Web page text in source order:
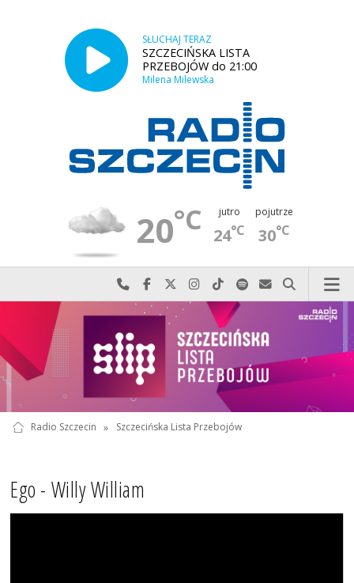
SŁUCHAJ TERAZ
SZCZECIŃSKA LISTA
PRZEBOJÓW do 21:00
Milena Milewska
20°C jutro
24°C
pojutrze
30°C
Najlepiej po prostu do nas zadzwoń
Odwiedź nas na Facebook-u
Odwiedź nas na X
Odwiedź nas na Instagram-ie
Odwiedź nas na TikTok-u
Szukaj nas na Spotify
Wyślij do nas
Szukaj
Radio Szczecin » Szczecińska Lista Przebojów
Ego - Willy William